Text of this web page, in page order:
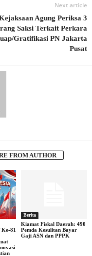
Next article
Agung Periksa 3
Saksi Terkait Perkara
Gratifikasi PN Jakarta
Pusat
FROM AUTHOR
81
Berita
Kiamat Fiskal Daerah: 490
Pemda Kesulitan Bayar
Gaji ASN dan PPPK